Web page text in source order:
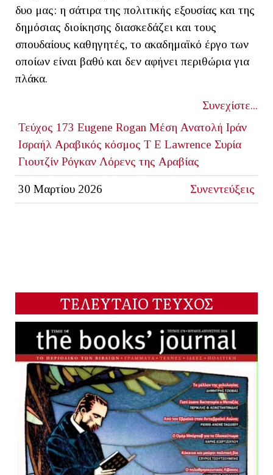
δυο μας: η σάτιρα της πολιτικής εξουσίας και της
δημόσιας διοίκησης διασκεδάζει και τους
σπουδαίους καθηγητές, το ακαδημαϊκό έργο των
οποίων είναι βαθύ και δεν αφήνει περιθώρια για
πλάκα.
Συνεχίστε...
Τεύχος 173 Eugene Rogan Μέση Ανατολή Ιράν
Ισραήλ Αραβικός κόσμος T E Lawrence Συρία
Γιουτζίν Ρόγκαν Λόρενς της Αραβίας
30 Μαρτίου 2026 Συνεντεύξεις
ΤΕΛΕΥΤΑΙΟ ΤΕΥΧΟΣ